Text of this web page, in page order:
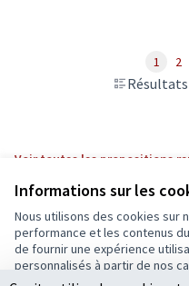
Informations sur les
Nous utilisons des cookies sur
performance et les contenus
de fournir une expérience
personnalisés à partir de nos
1 2
Voir toutes les propositions
Conditions d'utilisation
Paramètres des cookies
Ecrivons Angers sur X
(Lien externe)
Ecrivons Angers sur
(Lien externe)